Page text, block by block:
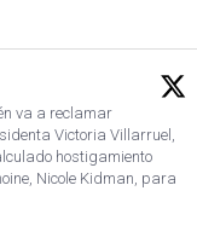
va a reclamar
Victoria Villarruel,
hostigamiento
Nicole Kidman, para